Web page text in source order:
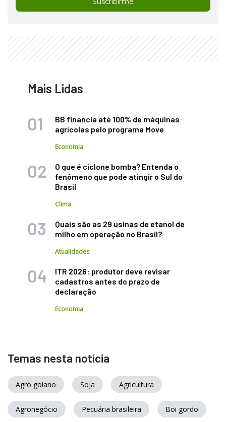
Mais Lidas
BB financia até 100% de máquinas
agrícolas pelo programa Move
Economia
O que é ciclone bomba? Entenda o
fenômeno que pode atingir o Sul do
Brasil
Clima
Quais são as 29 usinas de etanol de
milho em operação no Brasil?
Atualidades
ITR 2026: produtor deve revisar
cadastros antes do prazo de
declaração
Economia
Temas nesta notícia
Agro goiano Soja Agricultura
Agronegócio Pecuária brasileira Boi gordo